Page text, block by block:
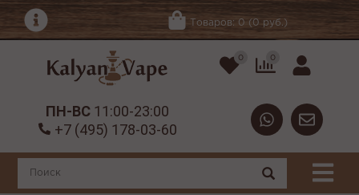
Товаров: 0 (0 руб.)
0 0
ПН-ВС 11:00-23:00
+7 (495) 178-03-60